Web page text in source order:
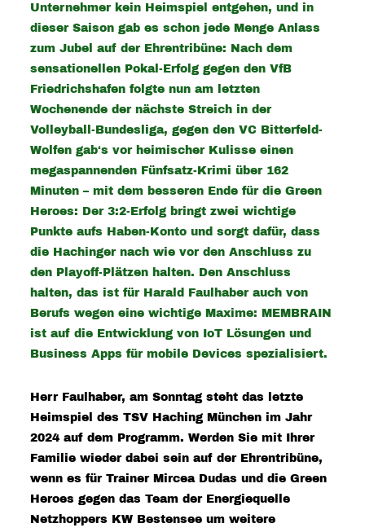
Unternehmer kein Heimspiel entgehen, und in
dieser Saison gab es schon jede Menge Anlass
zum Jubel auf der Ehrentribüne: Nach dem
sensationellen Pokal-Erfolg gegen den VfB
Friedrichshafen folgte nun am letzten
Wochenende der nächste Streich in der
Volleyball-Bundesliga, gegen den VC Bitterfeld-
Wolfen gab‘s vor heimischer Kulisse einen
megaspannenden Fünfsatz-Krimi über 162
Minuten – mit dem besseren Ende für die Green
Heroes: Der 3:2-Erfolg bringt zwei wichtige
Punkte aufs Haben-Konto und sorgt dafür, dass
die Hachinger nach wie vor den Anschluss zu
den Playoff-Plätzen halten. Den Anschluss
halten, das ist für Harald Faulhaber auch von
Berufs wegen eine wichtige Maxime: MEMBRAIN
ist auf die Entwicklung von IoT Lösungen und
Business Apps für mobile Devices spezialisiert.
Herr Faulhaber, am Sonntag steht das letzte
Heimspiel des TSV Haching München im Jahr
2024 auf dem Programm. Werden Sie mit Ihrer
Familie wieder dabei sein auf der Ehrentribüne,
wenn es für Trainer Mircea Dudas und die Green
Heroes gegen das Team der Energiequelle
Netzhoppers KW Bestensee um weitere